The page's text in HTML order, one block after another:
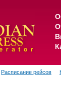
Расписание рейсов